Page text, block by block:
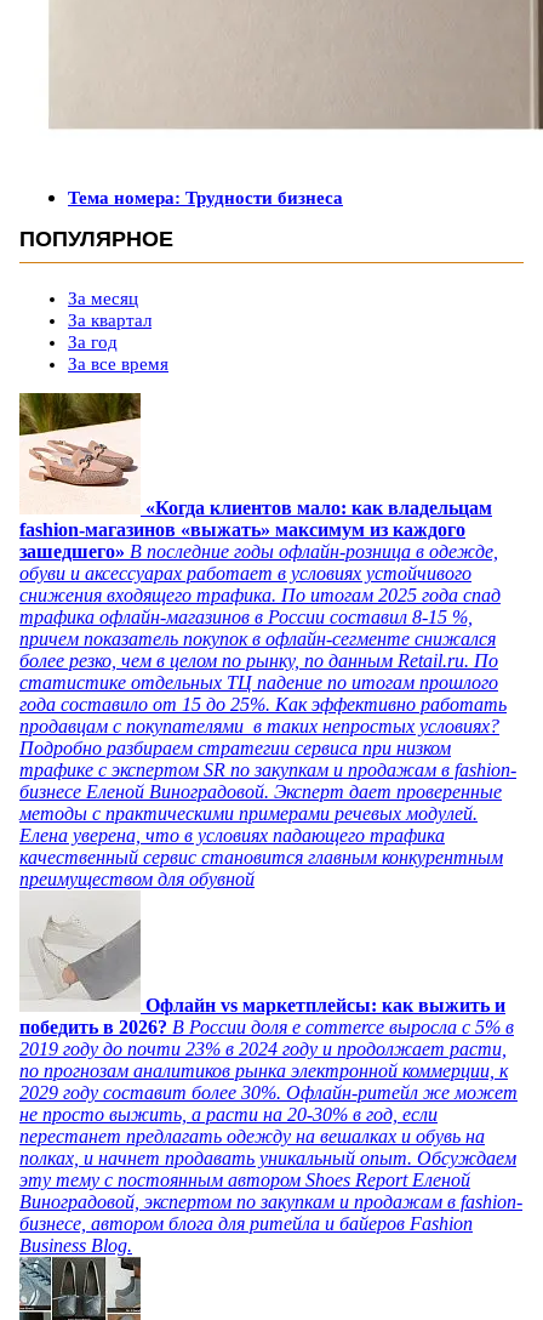
Тема номера: Трудности бизнеса
ПОПУЛЯРНОЕ
За месяц
За квартал
За год
За все время
«Когда клиентов мало: как владельцам
fashion-магазинов «выжать» максимум из каждого
зашедшего» В последние годы офлайн-розница в одежде,
обуви и аксессуарах работает в условиях устойчивого
снижения входящего трафика. По итогам 2025 года спад
трафика офлайн-магазинов в России составил 8-15 %,
причем показатель покупок в офлайн-сегменте снижался
более резко, чем в целом по рынку, по данным Retail.ru. По
статистике отдельных ТЦ падение по итогам прошлого
года составило от 15 до 25%. Как эффективно работать
продавцам с покупателями в таких непростых условиях?
Подробно разбираем стратегии сервиса при низком
трафике с экспертом SR по закупкам и продажам в fashion-
бизнесе Еленой Виноградовой. Эксперт дает проверенные
методы с практическими примерами речевых модулей.
Елена уверена, что в условиях падающего трафика
качественный сервис становится главным конкурентным
преимуществом для обувной
Офлайн vs маркетплейсы: как выжить и
победить в 2026? В России доля e commerce выросла с 5% в
2019 году до почти 23% в 2024 году и продолжает расти,
по прогнозам аналитиков рынка электронной коммерции, к
2029 году составит более 30%. Офлайн-ритейл же может
не просто выжить, а расти на 20-30% в год, если
перестанет предлагать одежду на вешалках и обувь на
полках, и начнет продавать уникальный опыт. Обсуждаем
эту тему с постоянным автором Shoes Report Еленой
Виноградовой, экспертом по закупкам и продажам в fashion-
бизнесе, автором блога для ритейла и байеров Fashion
Business Blog.